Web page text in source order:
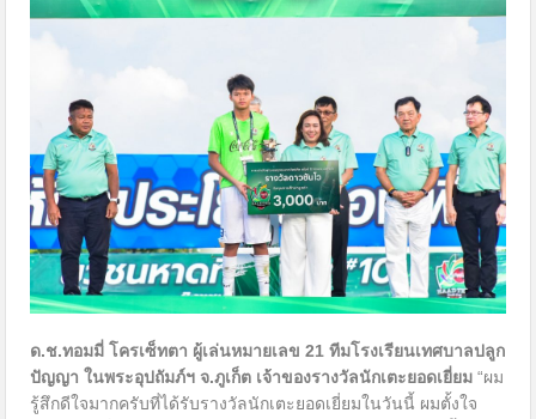
ด.ช.ทอมมี่ โครเซ็ทตา ผู้เล่นหมายเลข21 ทีมโรงเรียนเทศบาลปลูก
ปัญญา ในพระอุปถัมภ์ฯ จ.ภูเก็ต เจ้าของรางวัลนักเตะยอดเยี่ยม“ผม
รู้สึกดีใจมากครับที่ได้รับรางวัลนักเตะยอดเยี่ยมในวันนี้ ผมตั้งใจ